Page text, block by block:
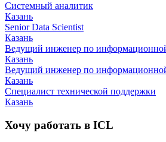
Системный аналитик
Казань
Senior Data Scientist
Казань
Ведущий инженер по информационной
Казань
Ведущий инженер по информационной
Казань
Специалист технической поддержки
Казань
Хочу работать в ICL